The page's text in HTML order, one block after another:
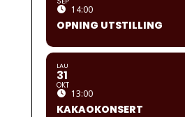
14:00
OPNING UTSTILLING
LAU
31
OKT
13:00
KAKAOKONSERT